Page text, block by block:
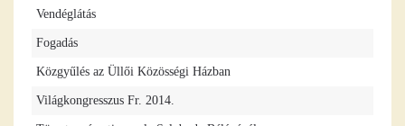
Vendéglátás
Fogadás
Közgyűlés az Üllői Közösségi Házban
Világkongresszus Fr. 2014.